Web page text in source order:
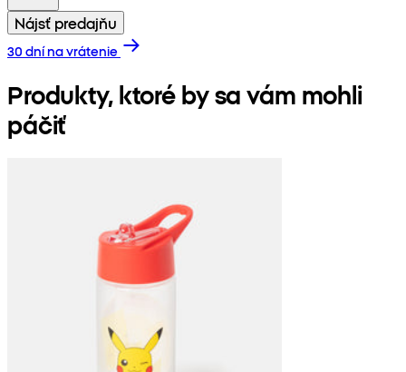
Nájsť predajňu
30 dní na vrátenie
Produkty, ktoré by sa vám mohli
páčiť